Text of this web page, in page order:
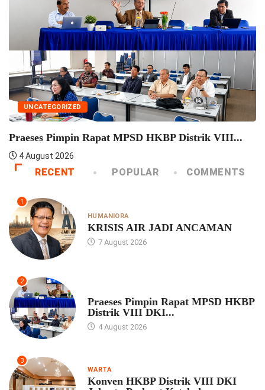
WARTA
Konven HKBP Distrik VIII DKI Jakarta Perkuat...
4 August 2026
RECENT POPULAR COMMENTS
1
HUMANIORA
KRISIS AIR JADI ANCAMAN
7 August 2026
2
Praeses Pimpin Rapat MPSD HKBP
Distrik VIII DKI...
4 August 2026
3
WARTA
Konven HKBP Distrik VIII DKI